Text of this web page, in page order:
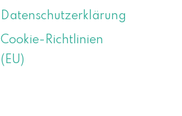
Datenschutzerklärung
Cookie-Richtlinien
(EU)